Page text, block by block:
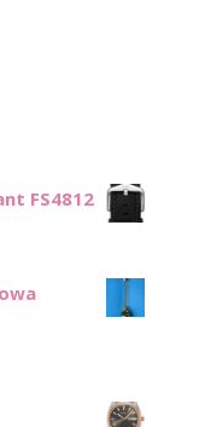
FS4812